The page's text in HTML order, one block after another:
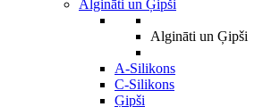
Algināti un Ģipši
Algināti un Ģipši
A-Silikons
C-Silikons
Ģipši